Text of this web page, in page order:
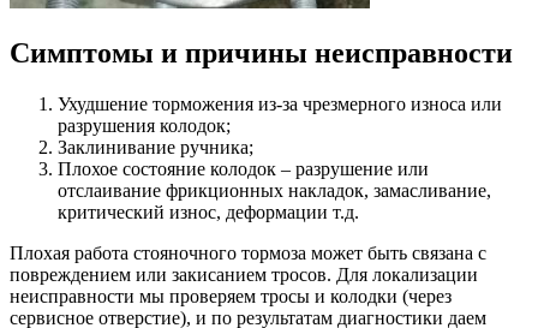
Симптомы и причины неисправности
Ухудшение торможения из-за чрезмерного износа или
разрушения колодок;
Заклинивание ручника;
Плохое состояние колодок – разрушение или
отслаивание фрикционных накладок, замасливание,
критический износ, деформации т.д.
Плохая работа стояночного тормоза может быть связана с
повреждением или закисанием тросов. Для локализации
неисправности мы проверяем тросы и колодки (через
сервисное отверстие), и по результатам диагностики даем